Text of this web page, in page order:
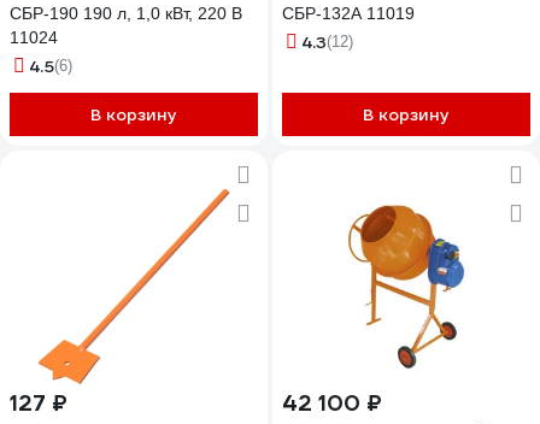
СБР-190 190 л, 1,0 кВт, 220 В
11024
4.5(6)
В корзину
СБР-132А 11019
4.3(12)
В корзину
127 ₽ 42 100 ₽